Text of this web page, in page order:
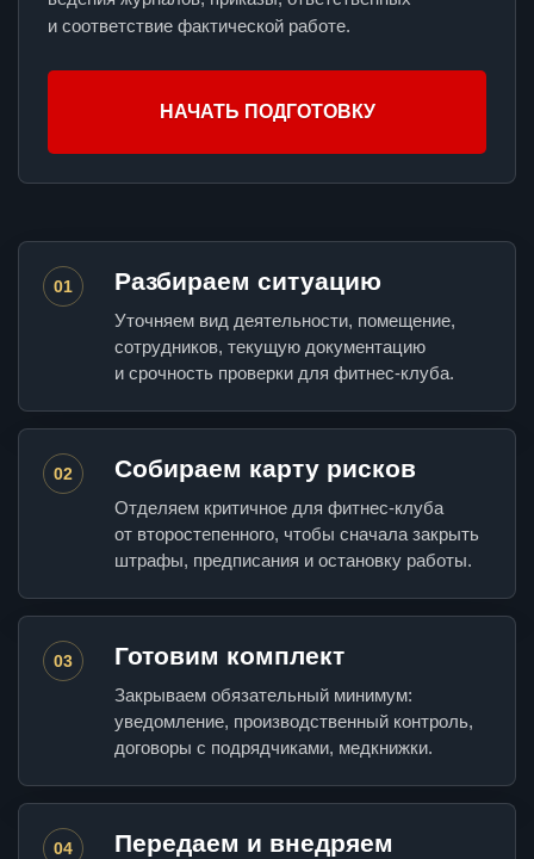
и соответствие фактической работе.
НАЧАТЬ ПОДГОТОВКУ
01 Разбираем ситуацию
Уточняем вид деятельности, помещение,
сотрудников, текущую документацию
и срочность проверки для фитнес-клуба.
02 Собираем карту рисков
Отделяем критичное для фитнес-клуба
от второстепенного, чтобы сначала закрыть
штрафы, предписания и остановку работы.
03 Готовим комплект
Закрываем обязательный минимум:
уведомление, производственный контроль,
договоры с подрядчиками, медкнижки.
04 Передаем и внедряем